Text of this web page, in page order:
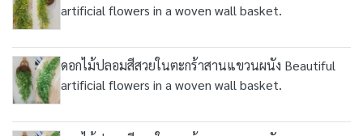
artificial flowers in a woven wall basket.
ดอกไม้ปลอมสีสวยในตะกร้าสานแขวนผนัง Beautiful
artificial flowers in a woven wall basket.